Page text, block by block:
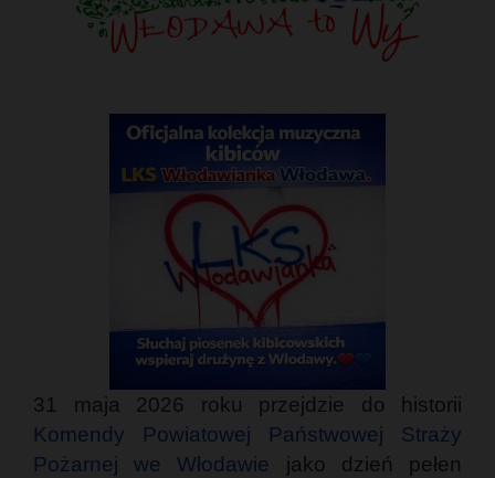
31 maja 2026 roku przejdzie do historii
Komendy Powiatowej Państwowej Straży
Pożarnej we Włodawie jako dzień pełen